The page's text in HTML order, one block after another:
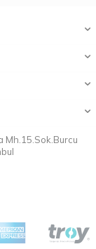
Mh.15.Sok.Burcu